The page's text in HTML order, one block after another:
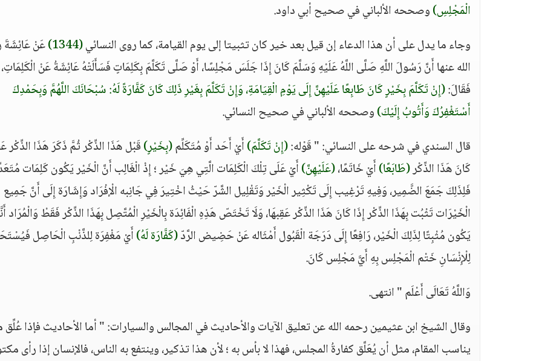
الْمَجْلِسِ)وصححه الألباني في صحيح أبي داود.
وجاء ما يدل على أن هذا الدعاء إن قيل بعد خير كان تثبيتا إلى يوم القيامة، كما روى النسائي(1344)
عَنْ
الله عنها أَنَّ رَسُولَ اللَّهِ صَلَّى اللَّهُ عَلَيْهِ وَسَلَّمَ كَانَ إِذَا جَلَسَ مَجْلِسًا، أَوْ صَلَّى تَكَلَّمَ بِكَلِمَاتٍ فَسَأَلَتْهُ عَائِشَةُ عَنْ الْكَلِمَاتِ،
فَقَالَ:(إِنْ تَكَلَّمَ بِخَيْرٍ كَانَ طَابِعًا عَلَيْهِنَّ إِلَى يَوْمِ الْقِيَامَةِ، وَإِنْ تَكَلَّمَ بِغَيْرِ ذَلِكَ كَانَ كَفَّارَةً لَهُ: سُبْحَانَكَ اللَّهُمَّ وَبِحَمْدِكَ
أَسْتَغْفِرُكَ وَأَتُوبُ إِلَيْكَ)وصححه الألباني في صحيح النسائي.
قال السندي في شرحه على النسائي: " قَوْله:(إِنْ تَكَلَّمَ)أَيْ أَحَد أَوْ مُتَكَلِّم(بِخَيْرٍ)قَبْل هَذَا الذِّكْر ثُمَّ ذَكَرَ هَذَا الذِّكْر
كَانَ هَذَا الذِّكْر(طَابَعًا)أَيْ خَاتَمًا،(عَلَيْهِنَّ)أَيْ عَلَى تِلْكَ الْكَلِمَات الَّتِي هِيَ خَيْر ؛ إِذْ الْغَالِب أَنَّ الْخَيْر يَكُون كَلِمَات
فَلِذَلِكَ جَمَعَ الضَّمِير، وَفِيهِ تَرْغِيب إِلَى تَكْثِير الْخَيْر وَتَقْلِيل الشَّرّ حَيْثُ اخْتِيرَ فِي جَانِبه الْإفْرَاد وَإِشَارَة إِلَى أَنَّ جَمِيع
الْخَيْرَات تَثْبُت بِهَذَا الذِّكْر إِذَا كَانَ هَذَا الذِّكْر عَقِبهَا، وَلَا تَخْتَصّ هَذِهِ الْفَائِدَة بِالْخَيْرِ الْمُتَّصِل بِهَذَا الذِّكْر فَقَطْ وَالْمُرَاد
يَكُون مُثْبِتًا لِذَلِكَ الْخَيْر، رَافِعًا إِلَى دَرَجَة الْقَبُول أَمْثَاله عَنْ حَضِيض الرَّدّ(كَفَّارَة لَهُ)أَيْ مَغْفِرَة لِلذَّنْبِ الْحَاصِل
لِلْإِنْسَانِ خَتْم الْمَجْلِس بِهِ أَيَّ مَجْلِس كَانَ.
وَاللَّهُ تَعَالَى أَعْلَم " انتهى.
وقال الشيخ ابن عثيمين رحمه الله عن تعليق الآيات والأحاديث في المجالس والسيارات: " أما الأحاديث فإذا عُلِّق
يناسب المقام، مثل أن يُعَلَّق كفارةُ المجلس، فهذا لا بأس به ؛ لأن هذا تذكير، وينتفع به الناس، فالإنسان إذا رأى